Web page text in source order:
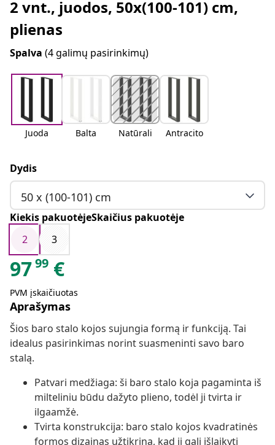
2 vnt., juodos, 50x(100-101) cm,
plienas
Spalva (4 galimų pasirinkimų)
Juoda Balta Natūrali Antracito
Dydis
50 x (100-101) cm
Kiekis pakuotėjeSkaičius pakuotėje
2
3
9799 €
PVM įskaičiuotas
Aprašymas
Šios baro stalo kojos sujungia formą ir funkciją. Tai
idealus pasirinkimas norint suasmeninti savo baro
stalą.
Patvari medžiaga: ši baro stalo koja pagaminta iš
milteliniu būdu dažyto plieno, todėl ji tvirta ir
ilgaamžė.
Tvirta konstrukcija: baro stalo kojos kvadratinės
formos dizainas užtikrina, kad ji gali išlaikyti